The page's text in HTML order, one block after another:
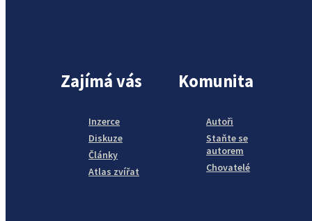
Zajímá vás
Inzerce
Diskuze
Články
Atlas zvířat
Komunita
Autoři
Staňte se
autorem
Chovatelé